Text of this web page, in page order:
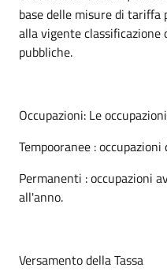
base delle misure di tariffa
alla vigente
pubbliche.
Occupazioni: Le
Tempooranee :
Permanenti : occupazioni
all'anno.
Versamento della Tassa